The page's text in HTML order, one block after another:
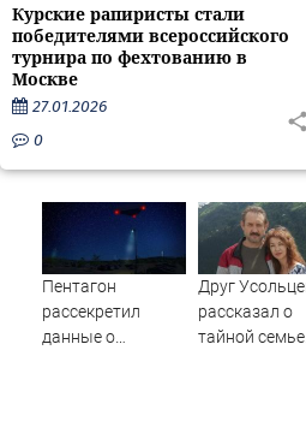
Курские рапиристы стали
победителями всероссийского
турнира по фехтованию в
Москве
27.01.2026
0
Пентагон
рассекретил
данные о
Друг
рассказал о
тайной семье